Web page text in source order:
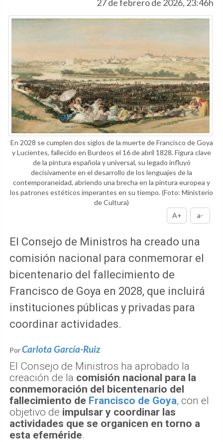
27 de febrero de 2026, 23:46h
En 2028 se cumplen dos siglos de la muerte de Francisco de Goya
y Lucientes, fallecido en Burdeos el 16 de abril 1828. Figura clave
de la pintura española y universal, su legado influyó
decisivamente en el desarrollo de los lenguajes de la
contemporaneidad, abriendo una brecha en la pintura europea y
los patrones estéticos imperantes en su tiempo.(Foto: Ministerio
de Cultura)
A+
a-
El Consejo de Ministros ha creado una
comisión nacional para conmemorar el
bicentenario del fallecimiento de
Francisco de Goya en 2028, que incluirá
instituciones públicas y privadas para
coordinar actividades.
PorCarlota García-Ruiz
El Consejo de Ministros ha aprobado la
creación de la comisión nacional para la
conmemoración del bicentenario del
fallecimiento de Francisco de Goya, con el
objetivo de impulsar y coordinar las
actividades que se organicen en torno a
esta efeméride.